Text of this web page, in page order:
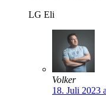
LG Eli
Volker
18. Juli 2023